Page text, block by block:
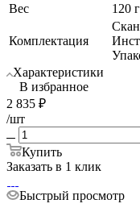
Вес 120
Комплектация
Характеристики
В избранное
2 835 ₽
/шт
Купить
Заказать в 1 клик
Быстрый просмотр